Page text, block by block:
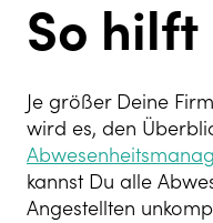
So hilft
Je größer Deine
wird es, den
kannst Du alle
Angestellten